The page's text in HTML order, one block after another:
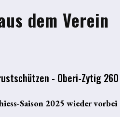
dem Verein
- Oberi-Zytig 260
Saison 2025 wieder vorbei